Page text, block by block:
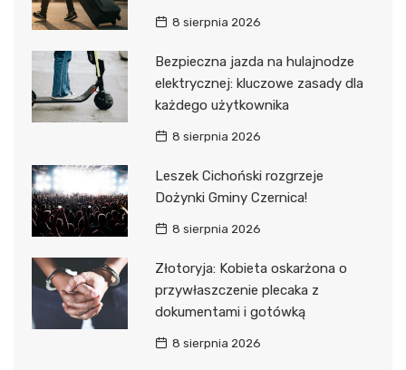
8 sierpnia 2026
Bezpieczna jazda na hulajnodze
elektrycznej: kluczowe zasady dla
każdego użytkownika
8 sierpnia 2026
Leszek Cichoński rozgrzeje
Dożynki Gminy Czernica!
8 sierpnia 2026
Złotoryja: Kobieta oskarżona o
przywłaszczenie plecaka z
dokumentami i gotówką
8 sierpnia 2026